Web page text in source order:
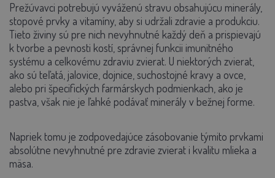
Prežúvavci potrebujú vyváženú stravu obsahujúcu minerály,
stopové prvky a vitamíny, aby si udržali zdravie a produkciu.
Tieto živiny sú pre nich nevyhnutné každý deň a prispievajú
k tvorbe a pevnosti kostí, správnej funkcii imunitného
systému a celkovému zdraviu zvierat. U niektorých zvierat,
ako sú teľatá, jalovice, dojnice, suchostojné kravy a ovce,
alebo pri špecifických farmárskych podmienkach, ako je
pastva, však nie je ľahké podávať minerály v bežnej forme.
Napriek tomu je zodpovedajúce zásobovanie týmito prvkami
absolútne nevyhnutné pre zdravie zvierat i kvalitu mlieka a
mäsa.